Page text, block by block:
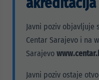
Javni poziv objavljuje
Centar Sarajevo i na
Sarajevo
Javni poziv ostaje